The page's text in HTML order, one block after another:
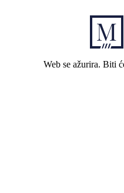
Web se ažurira. Biti